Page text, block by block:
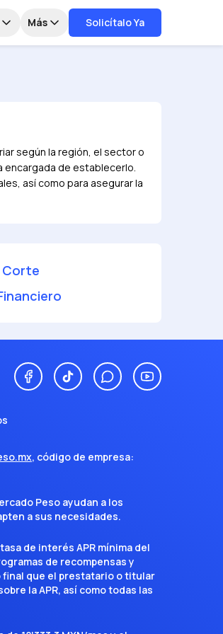
Más Solicítalo Ya
según la región, el sector o
encargada de establecerlo.
así como para asegurar la
Corte
, código de empresa:
Peso ayudan a los
a sus necesidades.
de interés APR mínima del
de recompensas y
final que el prestatario o titular
la APR, así como todas las